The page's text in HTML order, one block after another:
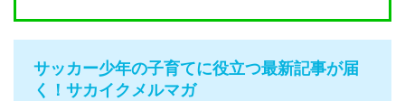
サッカー少年の子育てに役立つ最新記事が届
く！サカイクメルマガ